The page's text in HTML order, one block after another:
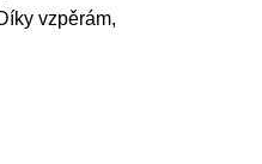
vzpěrám,